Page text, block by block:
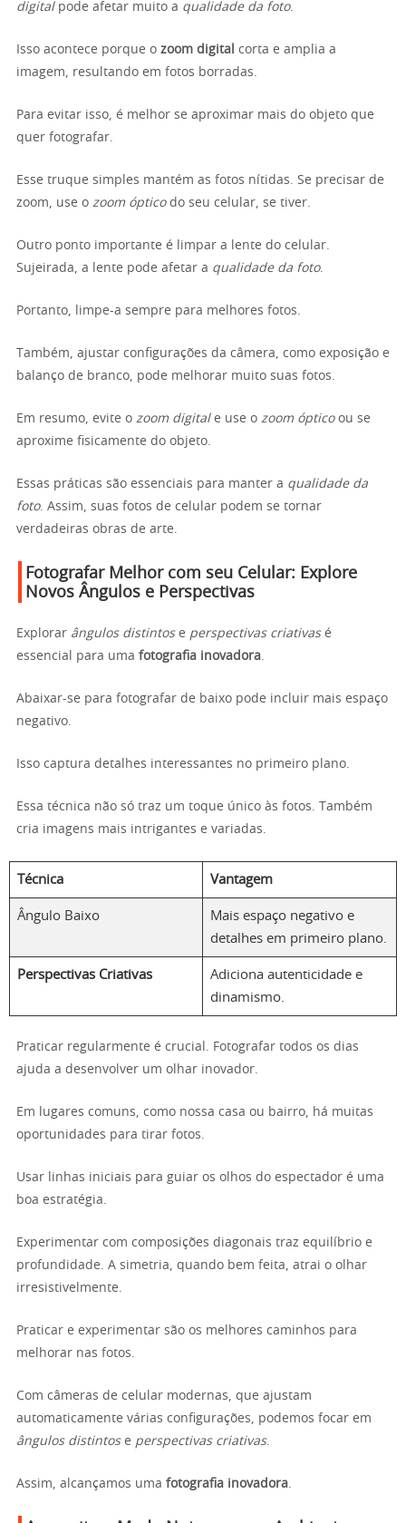
digitalpode afetar muito a qualidade da foto.
Isso acontece porque o zoom digital corta e amplia a
imagem, resultando em fotos borradas.
Para evitar isso, é melhor se aproximar mais do objeto que
quer fotografar.
Esse truque simples mantém as fotos nítidas. Se precisar de
zoom, use o zoom ópticodo seu celular, se tiver.
Outro ponto importante é limpar a lente do celular.
Sujeirada, a lente pode afetar a qualidade da foto.
Portanto, limpe-a sempre para melhores fotos.
Também, ajustar configurações da câmera, como exposição e
balanço de branco, pode melhorar muito suas fotos.
Em resumo, evite o zoom digitale use o zoom ópticoou se
aproxime fisicamente do objeto.
Essas práticas são essenciais para manter a qualidade da
foto. Assim, suas fotos de celular podem se tornar
verdadeiras obras de arte.
Fotografar Melhor com seu Celular: Explore
Novos Ângulos e Perspectivas
Explorar ângulos distintose perspectivas criativasé
essencial para uma fotografia inovadora.
Abaixar-se para fotografar de baixo pode incluir mais espaço
negativo.
Isso captura detalhes interessantes no primeiro plano.
Essa técnica não só traz um toque único às fotos. Também
cria imagens mais intrigantes e variadas.
Técnica Vantagem
Ângulo Baixo
Mais espaço negativo e
detalhes em primeiro plano.
Perspectivas Criativas
Adiciona autenticidade e
dinamismo.
Praticar regularmente é crucial. Fotografar todos os dias
ajuda a desenvolver um olhar inovador.
Em lugares comuns, como nossa casa ou bairro, há muitas
oportunidades para tirar fotos.
Usar linhas iniciais para guiar os olhos do espectador é uma
boa estratégia.
Experimentar com composições diagonais traz equilíbrio e
profundidade. A simetria, quando bem feita, atrai o olhar
irresistivelmente.
Praticar e experimentar são os melhores caminhos para
melhorar nas fotos.
Com câmeras de celular modernas, que ajustam
automaticamente várias configurações, podemos focar em
ângulos distintose perspectivas criativas.
Assim, alcançamos uma fotografia inovadora.